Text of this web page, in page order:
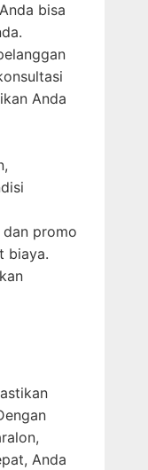
bisa
Anda
promo
biaya.
Anda